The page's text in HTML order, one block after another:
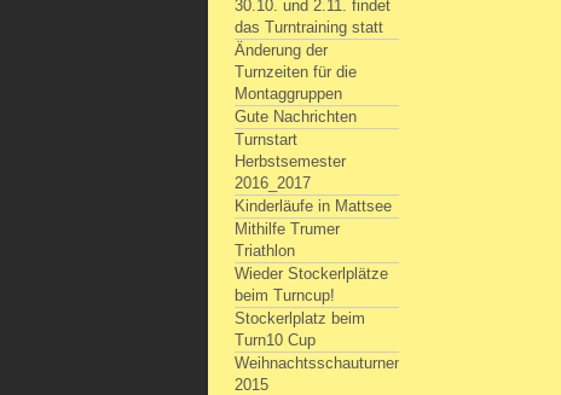
30.10. und 2.11. findet
das Turntraining statt
Änderung der
Turnzeiten für die
Montaggruppen
Gute Nachrichten
Turnstart
Herbstsemester
2016_2017
Kinderläufe in Mattsee
Mithilfe Trumer
Triathlon
Wieder Stockerlplätze
beim Turncup!
Stockerlplatz beim
Turn10 Cup
Weihnachtsschauturnen
2015